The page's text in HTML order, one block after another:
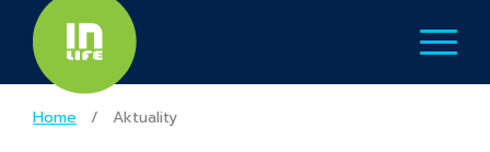
Home / Aktuality